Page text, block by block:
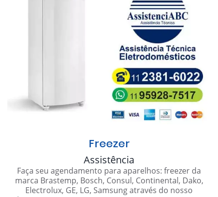
Freezer
Assistência
Faça seu agendamento para aparelhos: freezer da
marca Brastemp, Bosch, Consul, Continental, Dako,
Electrolux, GE, LG, Samsung através do nosso